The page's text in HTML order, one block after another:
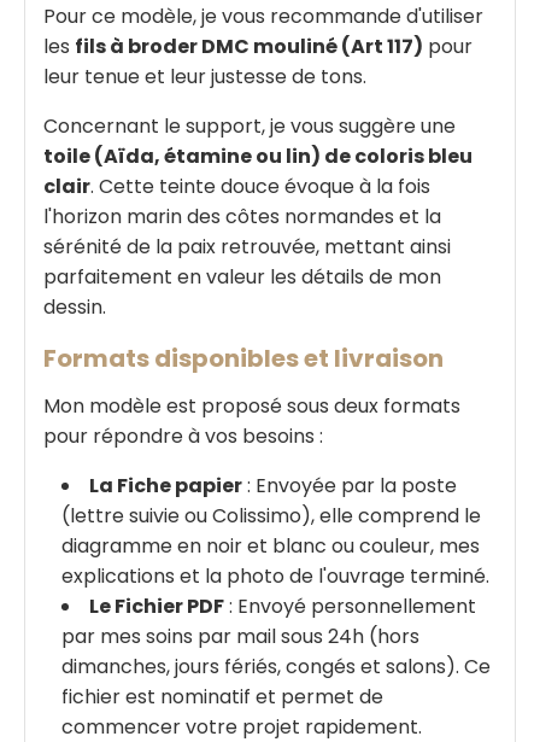
Pour ce modèle, je vous recommande d'utiliser
les fils à broder DMC mouliné (Art 117) pour
leur tenue et leur justesse de tons.
Concernant le support, je vous suggère une
toile (Aïda, étamine ou lin) de coloris bleu
clair. Cette teinte douce évoque à la fois
l'horizon marin des côtes normandes et la
sérénité de la paix retrouvée, mettant ainsi
parfaitement en valeur les détails de mon
dessin.
Formats disponibles et livraison
Mon modèle est proposé sous deux formats
pour répondre à vos besoins :
La Fiche papier: Envoyée par la poste
(lettre suivie ou Colissimo), elle comprend le
diagramme en noir et blanc ou couleur, mes
explications et la photo de l'ouvrage terminé.
Le Fichier PDF: Envoyé personnellement
par mes soins par mail sous 24h (hors
dimanches, jours fériés, congés et salons). Ce
fichier est nominatif et permet de
commencer votre projet rapidement.